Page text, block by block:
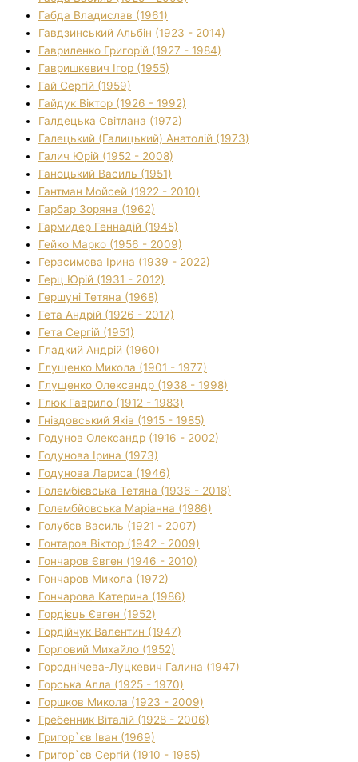
Габда Владислав (1961)
Гавдзинський Альбін (1923 - 2014)
Гавриленко Григорій (1927 - 1984)
Гавришкевич Ігор (1955)
Гай Сергій (1959)
Гайдук Віктор (1926 - 1992)
Галдецька Світлана (1972)
Галецький (Галицький) Анатолій (1973)
Галич Юрій (1952 - 2008)
Ганоцький Василь (1951)
Гантман Мойсей (1922 - 2010)
Гарбар Зоряна (1962)
Гармидер Геннадій (1945)
Гейко Марко (1956 - 2009)
Герасимова Ірина (1939 - 2022)
Герц Юрій (1931 - 2012)
Гершуні Тетяна (1968)
Гета Андрій (1926 - 2017)
Гета Сергій (1951)
Гладкий Андрій (1960)
Глущенко Микола (1901 - 1977)
Глущенко Олександр (1938 - 1998)
Глюк Гаврило (1912 - 1983)
Гніздовський Яків (1915 - 1985)
Годунов Олександр (1916 - 2002)
Годунова Ірина (1973)
Годунова Лариса (1946)
Голембієвська Тетяна (1936 - 2018)
Голембйовська Маріанна (1986)
Голубєв Василь (1921 - 2007)
Гонтаров Віктор (1942 - 2009)
Гончаров Євген (1946 - 2010)
Гончаров Микола (1972)
Гончарова Катерина (1986)
Гордієць Євген (1952)
Гордійчук Валентин (1947)
Горловий Михайло (1952)
Городнічева-Луцкевич Галина (1947)
Горська Алла (1925 - 1970)
Горшков Микола (1923 - 2009)
Гребенник Віталій (1928 - 2006)
Григор`єв Іван (1969)
Григор`єв Сергій (1910 - 1985)